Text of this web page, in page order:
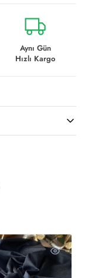
Aynı Gün
Hızlı Kargo